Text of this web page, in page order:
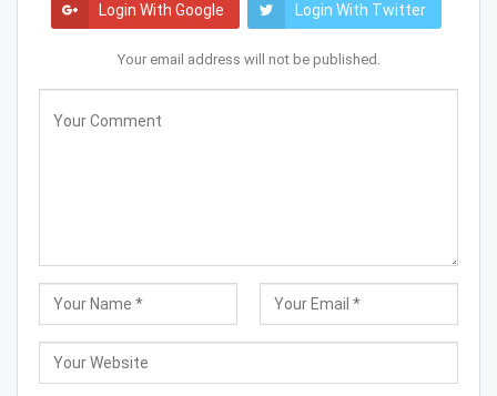
Login With Google Login With Twitter
Your email address will not be published.